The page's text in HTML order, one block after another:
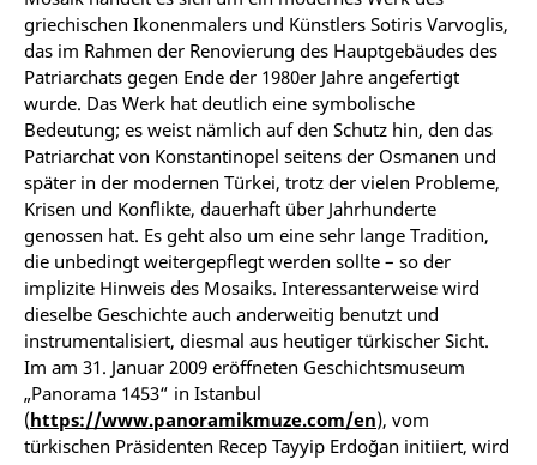
griechischen Ikonenmalers und Künstlers Sotiris Varvoglis,
das im Rahmen der Renovierung des Hauptgebäudes des
Patriarchats gegen Ende der 1980er Jahre angefertigt
wurde. Das Werk hat deutlich eine symbolische
Bedeutung; es weist nämlich auf den Schutz hin, den das
Patriarchat von Konstantinopel seitens der Osmanen und
später in der modernen Türkei, trotz der vielen Probleme,
Krisen und Konflikte, dauerhaft über Jahrhunderte
genossen hat. Es geht also um eine sehr lange Tradition,
die unbedingt weitergepflegt werden sollte – so der
implizite Hinweis des Mosaiks. Interessanterweise wird
dieselbe Geschichte auch anderweitig benutzt und
instrumentalisiert, diesmal aus heutiger türkischer Sicht.
Im am 31. Januar 2009 eröffneten Geschichtsmuseum
„Panorama 1453“ in Istanbul
(https://www.panoramikmuze.com/en), vom
türkischen Präsidenten Recep Tayyip Erdoğan initiiert, wird